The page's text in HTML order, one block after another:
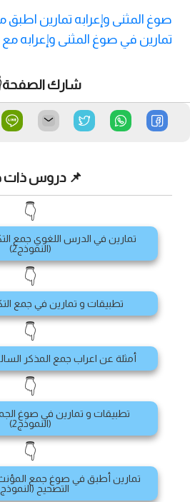
صوغ المثنى وإعرابه تمارين اطبق
تمارين في صوغ المثنى وإعرابه مع
شارك
📌 دروس ذات
👇
تمارين في الدرس اللغوي جمع
(النموذج2)
👇
تطبيقات و تمارين في جمع
👇
أمثلة عن اعراب جمع المذكر
👇
تطبيقات و تمارين في صوغ
(النموذج2)
👇
تمارين أطبق في صوغ جمع المؤنث
التصحيح (النموذج 1)